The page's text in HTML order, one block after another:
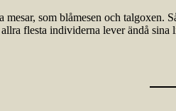
som blåmesen och
flesta individerna lever ändå sina